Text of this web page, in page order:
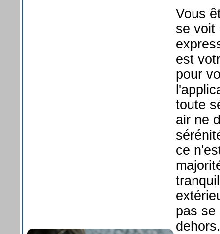
Vous
se voit
est
pour
toute
air ne
ce
pas se
dehors.